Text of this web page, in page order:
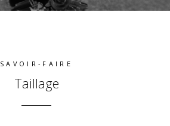
SAVOIR-FAIRE
Taillage